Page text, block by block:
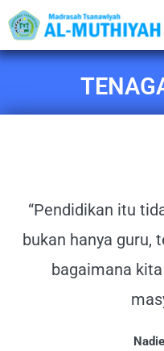
Lewati
ke
konten
“Pendidikan itu
bukan hanya guru,
bagaimana